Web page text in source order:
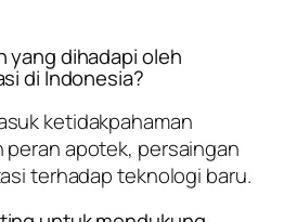
yang dihadapi oleh
di Indonesia?
ketidakpahaman
peran apotek, persaingan
terhadap teknologi baru.